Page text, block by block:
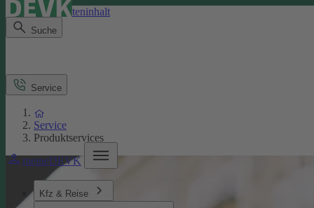
Direkt zum Seiteninhalt
Suche
meineDEVK
Kfz & Reise
Service
Service
Produktservices